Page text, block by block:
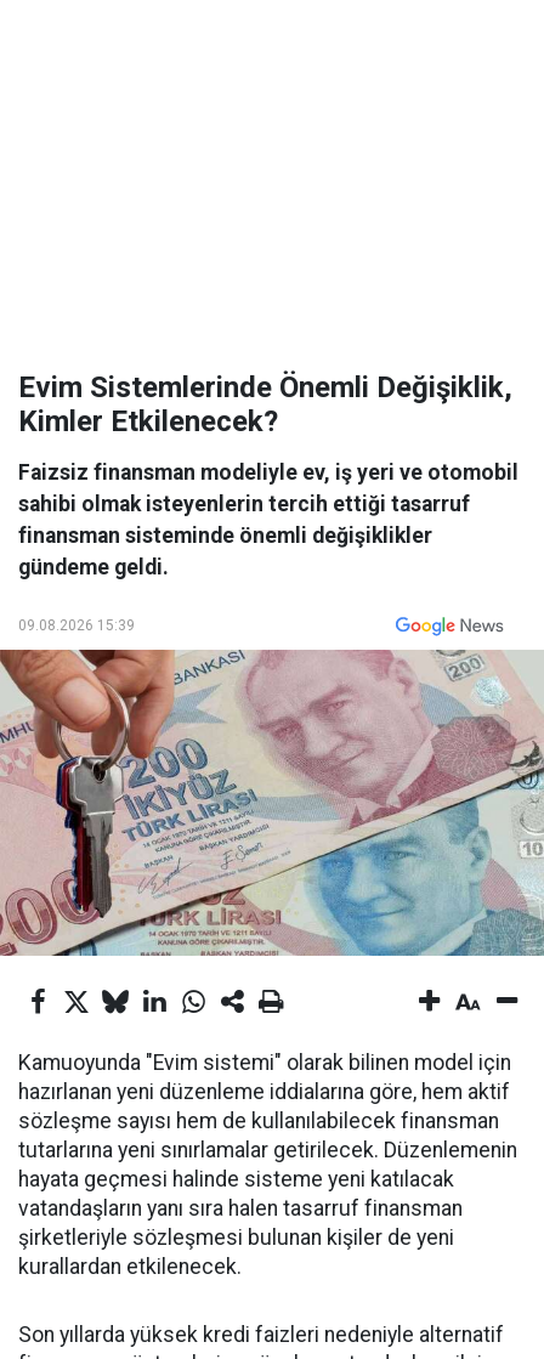
Evim Sistemlerinde Önemli Değişiklik,
Kimler Etkilenecek?
Faizsiz finansman modeliyle ev, iş yeri ve otomobil
sahibi olmak isteyenlerin tercih ettiği tasarruf
finansman sisteminde önemli değişiklikler
gündeme geldi.
09.08.2026 15:39
Kamuoyunda "Evim sistemi" olarak bilinen model için
hazırlanan yeni düzenleme iddialarına göre, hem aktif
sözleşme sayısı hem de kullanılabilecek finansman
tutarlarına yeni sınırlamalar getirilecek. Düzenlemenin
hayata geçmesi halinde sisteme yeni katılacak
vatandaşların yanı sıra halen tasarruf finansman
şirketleriyle sözleşmesi bulunan kişiler de yeni
kurallardan etkilenecek.
Son yıllarda yüksek kredi faizleri nedeniyle alternatif